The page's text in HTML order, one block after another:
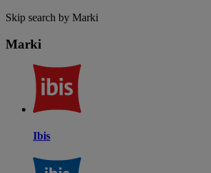
Skip search by Marki
Marki
Ibis